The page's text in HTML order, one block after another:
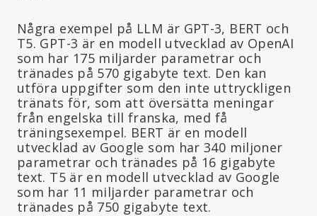
Några exempel på LLM är GPT-3, BERT och
T5. GPT-3 är en modell utvecklad av OpenAI
som har 175 miljarder parametrar och
tränades på 570 gigabyte text. Den kan
utföra uppgifter som den inte uttryckligen
tränats för, som att översätta meningar
från engelska till franska, med få
träningsexempel. BERT är en modell
utvecklad av Google som har 340 miljoner
parametrar och tränades på 16 gigabyte
text. T5 är en modell utvecklad av Google
som har 11 miljarder parametrar och
tränades på 750 gigabyte text.